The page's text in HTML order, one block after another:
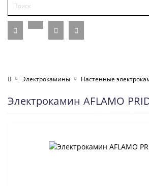
Электрокамины Настенные
Электрокамин AFLAMO